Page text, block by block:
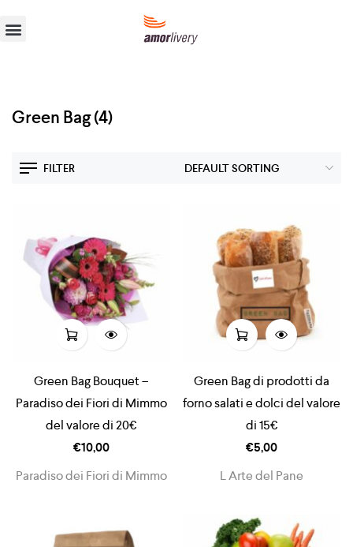
Green Bag(4)
FILTER
Green Bag Bouquet –
Paradiso dei Fiori di Mimmo
del valore di 20€
€10,00
Paradiso dei Fiori di Mimmo
Green Bag di prodotti da
forno salati e dolci del valore
di 15€
€5,00
L Arte del Pane